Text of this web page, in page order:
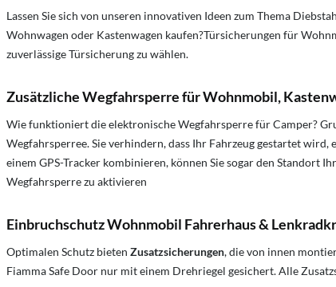
Lassen Sie sich von unseren innovativen Ideen zum Thema
Wohnwagen oder Kastenwagen kaufen?Türsicherungen für
zuverlässige Türsicherung zu wählen.
Zusätzliche Wegfahrsperre für Wohnmobil,
Wie funktioniert die elektronische Wegfahrsperre für Camper?
Wegfahrsperree. Sie verhindern, dass Ihr Fahrzeug gestartet
einem GPS-Tracker kombinieren, können Sie sogar den Standort
Wegfahrsperre zu aktivieren
Einbruchschutz Wohnmobil Fahrerhaus &
Optimalen Schutz bieten Zusatzsicherungen, die von innen
Fiamma Safe Door nur mit einem Drehriegel gesichert. Alle